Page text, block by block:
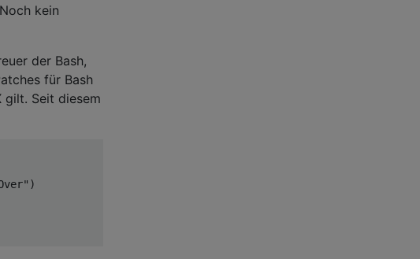
kein
der Bash,
für Bash
gilt. Seit diesem